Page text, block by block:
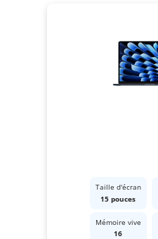
Taille d'écran
15 pouces
Mémoire vive
16